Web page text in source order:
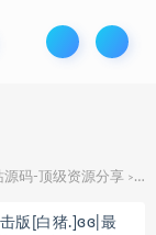
码-顶级资源分享 > 战
版[白猪.]ɞɞ|最